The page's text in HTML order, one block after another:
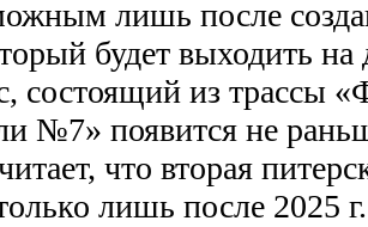
лишь после
будет выходить
состоящий из трассы
№7» появится не
что вторая
лишь после 2025 г.